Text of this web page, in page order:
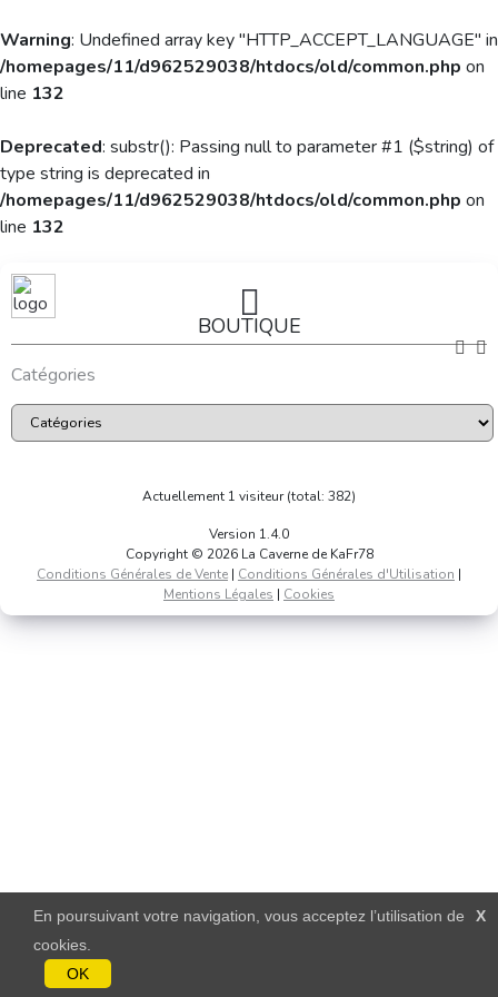
Warning: Undefined array key "HTTP_ACCEPT_LANGUAGE" in
/homepages/11/d962529038/htdocs/old/common.php on
line 132
Deprecated: substr(): Passing null to parameter #1 ($string) of
type string is deprecated in
/homepages/11/d962529038/htdocs/old/common.php on
line 132
BOUTIQUE
Catégories
Actuellement 1 visiteur (total: 382)
Version 1.4.0
Copyright © 2026 La Caverne de KaFr78
Conditions Générales de Vente | Conditions Générales d'Utilisation |
Mentions Légales | Cookies
X
En poursuivant votre navigation, vous acceptez l’utilisation de
cookies.
OK